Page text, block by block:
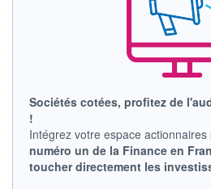
BAISSE
RENDEMENT
ESTIMÉ 2026
- -
Sociétés cotées, profitez de
!
Intégrez votre espace actionnaires
numéro un de la Finance en
toucher directement les